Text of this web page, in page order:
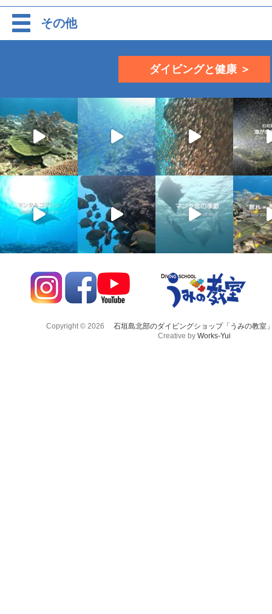
その他
ダイビングと健康 ＞
Copyright © 2026
石垣島北部のダイビングショップ「うみの教室
Creative by Works-Yui